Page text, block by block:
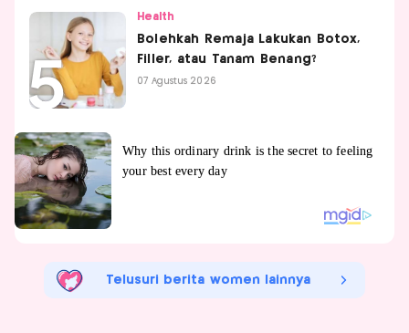
Health
Bolehkah Remaja Lakukan Botox,
Filler, atau Tanam Benang?
07 Agustus 2026
Telusuri berita women lainnya